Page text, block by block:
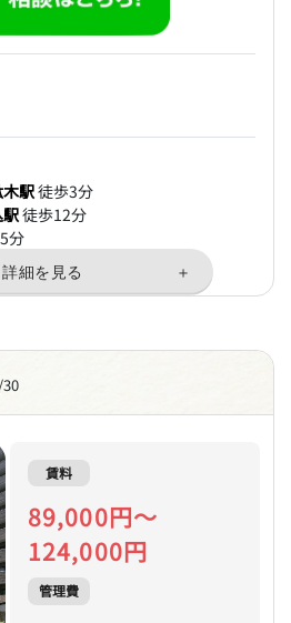
駅徒歩3分
徒歩12分
分
賃料
89,000円～
124,000円
管理費